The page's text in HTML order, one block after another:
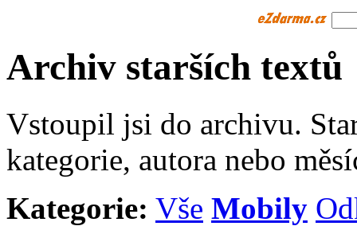
Archiv starších textů
Vstoupil jsi do archivu.
kategorie, autora nebo
Kategorie: Vše Mobily